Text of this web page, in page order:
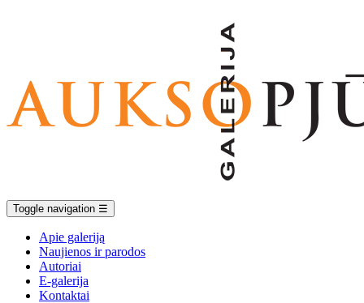
Toggle navigation ☰
Apie galeriją
Naujienos ir parodos
Autoriai
E-galerija
Kontaktai